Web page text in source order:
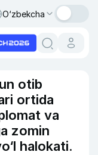
O‘zbekcha
otib
ortida
va
zomin
halokati.